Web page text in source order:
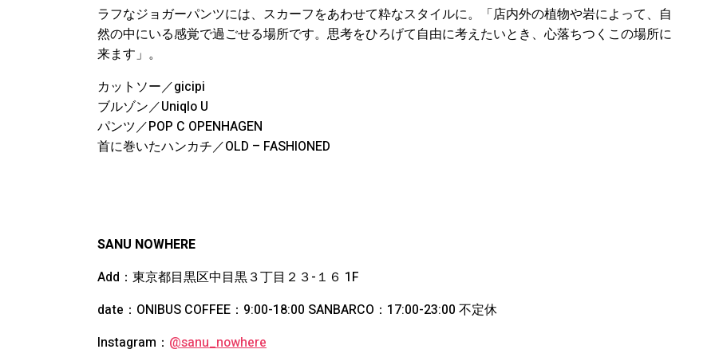
ラフなジョガーパンツには、スカーフをあわせて粋なスタイルに。「店内外の植物や岩によって、自
然の中にいる感覚で過ごせる場所です。思考をひろげて自由に考えたいとき、心落ちつくこの場所に
来ます」。
カットソー／gicipi
ブルゾン／Uniqlo U
パンツ／POP C OPENHAGEN
首に巻いたハンカチ／OLD – FASHIONED
SANU NOWHERE
Add：東京都目黒区中目黒３丁目２３-１６ 1F
date：ONIBUS COFFEE：9:00-18:00 SANBARCO：17:00-23:00 不定休
Instagram： @sanu_nowhere